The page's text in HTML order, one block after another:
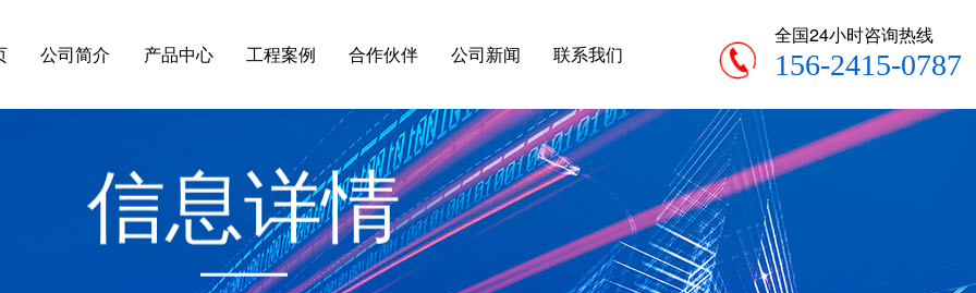
公司简介 产品中心 工程案例 合作伙伴 公司新闻 联系我们
全国24小时咨询热线
156-2415-0787
信息详情